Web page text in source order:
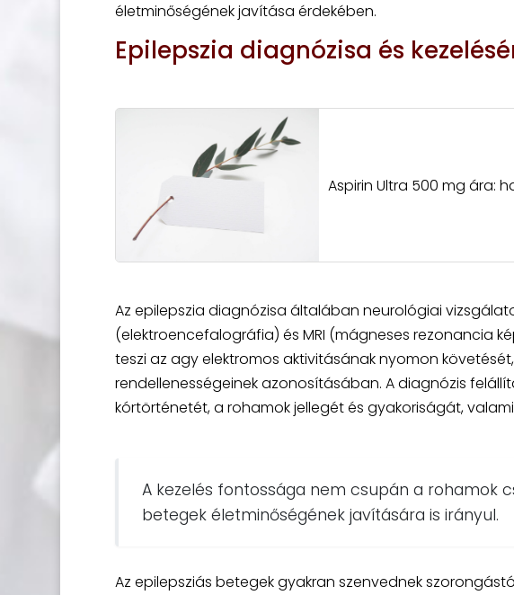
életminőségének javítása érdekében.
Epilepszia diagnózisa és
Aspirin Ultra 500 mg ára:
Az epilepszia diagnózisa általában neurológiai
(elektroencefalográfia) és MRI (mágneses rezonancia
teszi az agy elektromos aktivitásának nyomon
rendellenességeinek azonosításában. A diagnózis
kórtörténetét, a rohamok jellegét és gyakoriságát,
A kezelés fontossága nem csupán a rohamok
betegek életminőségének javítására is irányul.
Az epilepsziás betegek gyakran szenvednek